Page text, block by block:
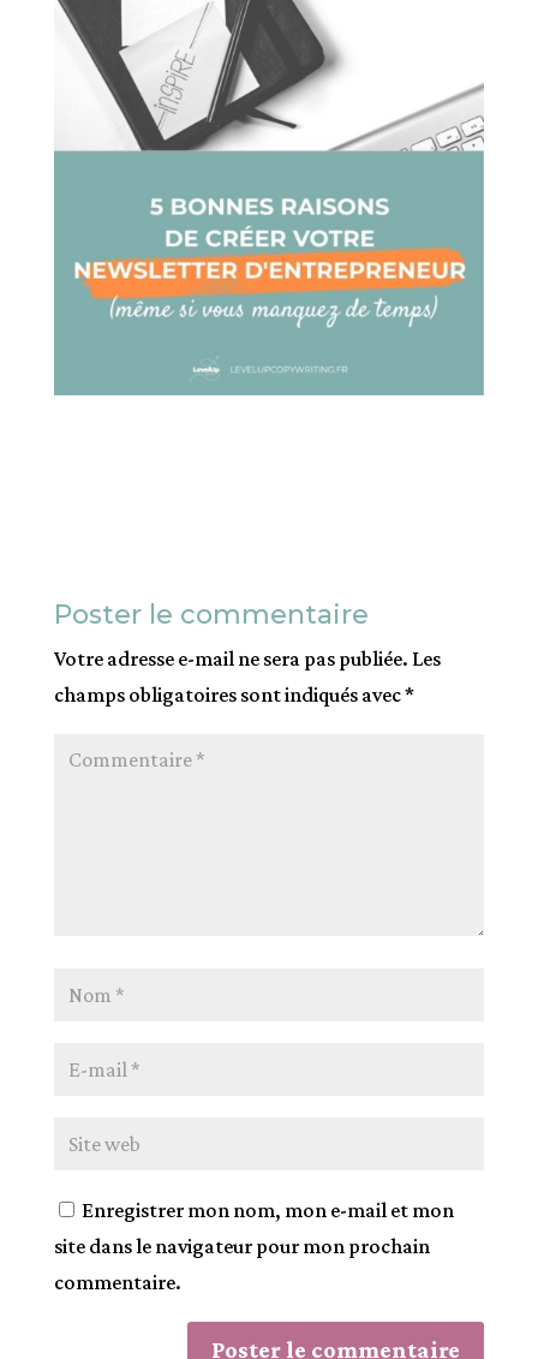
Poster le commentaire
Votre adresse e-mail ne sera pas publiée. Les
champs obligatoires sont indiqués avec*
Enregistrer mon nom, mon e-mail et mon
site dans le navigateur pour mon prochain
commentaire.